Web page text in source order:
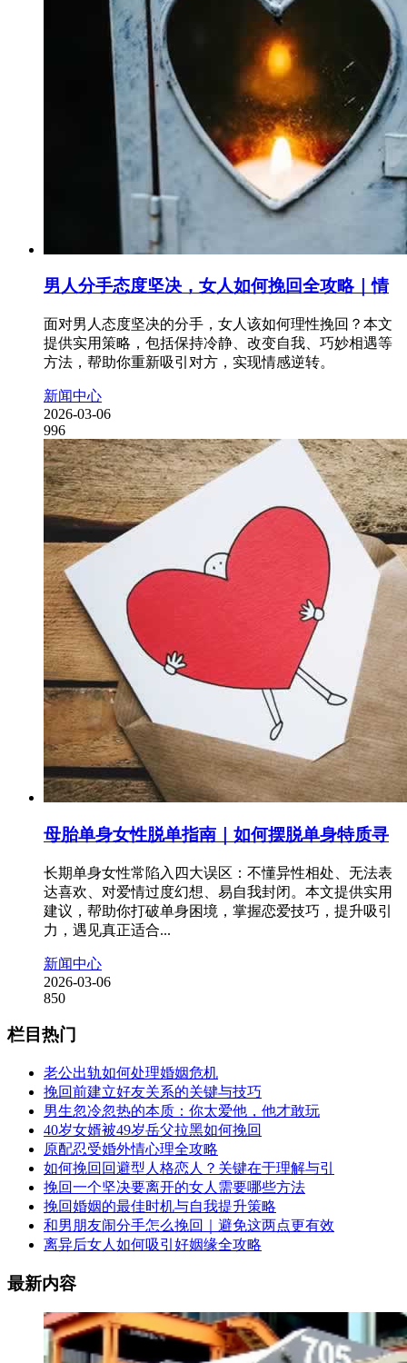
男人分手态度坚决，女人如何挽回全攻略｜情
面对男人态度坚决的分手，女人该如何理性挽回？本文
提供实用策略，包括保持冷静、改变自我、巧妙相遇等
方法，帮助你重新吸引对方，实现情感逆转。
新闻中心
2026-03-06
996
母胎单身女性脱单指南｜如何摆脱单身特质寻
长期单身女性常陷入四大误区：不懂异性相处、无法表
达喜欢、对爱情过度幻想、易自我封闭。本文提供实用
建议，帮助你打破单身困境，掌握恋爱技巧，提升吸引
力，遇见真正适合...
新闻中心
2026-03-06
850
栏目热门
老公出轨如何处理婚姻危机
挽回前建立好友关系的关键与技巧
男生忽冷忽热的本质：你太爱他，他才敢玩
40岁女婿被49岁岳父拉黑如何挽回
原配忍受婚外情心理全攻略
如何挽回回避型人格恋人？关键在于理解与引
挽回一个坚决要离开的女人需要哪些方法
挽回婚姻的最佳时机与自我提升策略
和男朋友闹分手怎么挽回｜避免这两点更有效
离异后女人如何吸引好姻缘全攻略
最新内容